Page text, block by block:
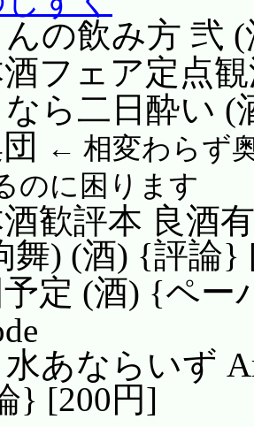
の飲み方 弐
酒フェア定点
なら二日酔い
← 相変わらず
のに困ります
酒歓評本 良酒
舞) (酒) {評論}
定 (酒) {ペー
水あならいず
} [200円]